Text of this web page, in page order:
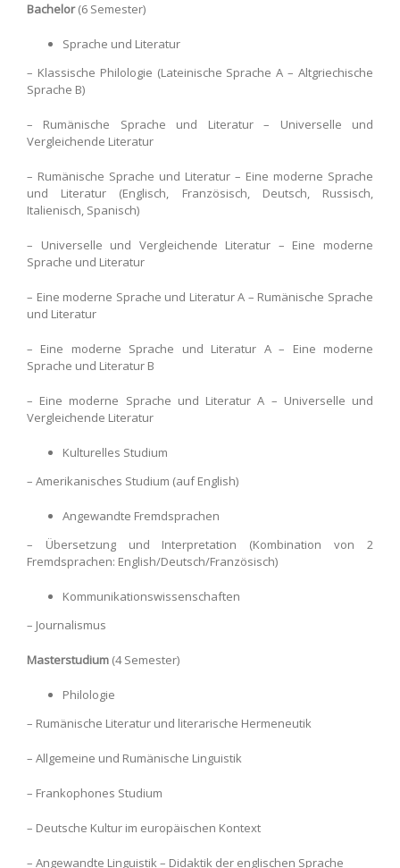
Bachelor(6 Semester)
Sprache und Literatur
– Klassische Philologie (Lateinische Sprache A – Altgriechische
Sprache B)
– Rumänische Sprache und Literatur – Universelle und
Vergleichende Literatur
– Rumänische Sprache und Literatur – Eine moderne Sprache
und Literatur (Englisch, Französisch, Deutsch, Russisch,
Italienisch, Spanisch)
– Universelle und Vergleichende Literatur – Eine moderne
Sprache und Literatur
– Eine moderne Sprache und Literatur A – Rumänische Sprache
und Literatur
– Eine moderne Sprache und Literatur A – Eine moderne
Sprache und Literatur B
– Eine moderne Sprache und Literatur A – Universelle und
Vergleichende Literatur
Kulturelles Studium
– Amerikanisches Studium (auf English)
Angewandte Fremdsprachen
– Übersetzung und Interpretation (Kombination von 2
Fremdsprachen: English/Deutsch/Französisch)
Kommunikationswissenschaften
– Journalismus
Masterstudium (4 Semester)
Philologie
– Rumänische Literatur und literarische Hermeneutik
– Allgemeine und Rumänische Linguistik
– Frankophones Studium
– Deutsche Kultur im europäischen Kontext
– Angewandte Linguistik – Didaktik der englischen Sprache